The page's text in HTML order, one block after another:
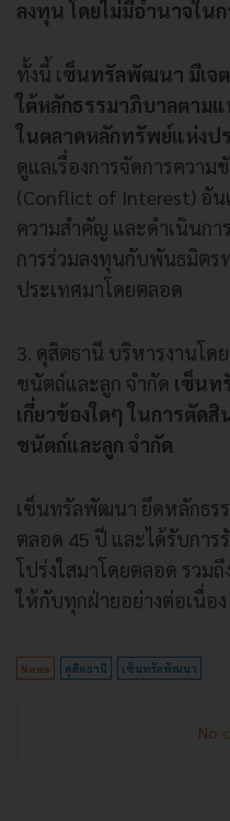
ลงทุน โดยไม่มีอำนาจใน
ทั้งนี้ เซ็นทรัลพัฒนา มีเจ
ใต้หลักธรรมาภิบาลตาม
ในตลาดหลักทรัพย์แห่งป
ดูแลเรื่องการจัดการควา
(Conflict of Interest) อั
ความสำคัญ และดำเนินก
การร่วมลงทุนกับพันธมิตร
ประเทศมาโดยตลอด
3. ดุสิตธานี บริหารงานโ
ชนัตถ์และลูก จำกัด เซ็นท
เกี่ยวข้องใดๆ ในการตัด
ชนัตถ์และลูก จำกัด
เซ็นทรัลพัฒนา ยึดหลักธร
ตลอด 45 ปี และได้รับการ
โปร่งใสมาโดยตลอด รวม
ให้กับทุกฝ่ายอย่างต่อเนื่อง
News ดุสิตธานี เซ็นทรัลพัฒนา
No